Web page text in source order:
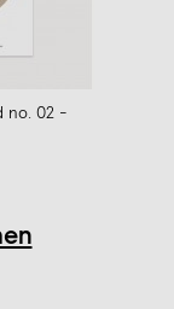
no. 02 -